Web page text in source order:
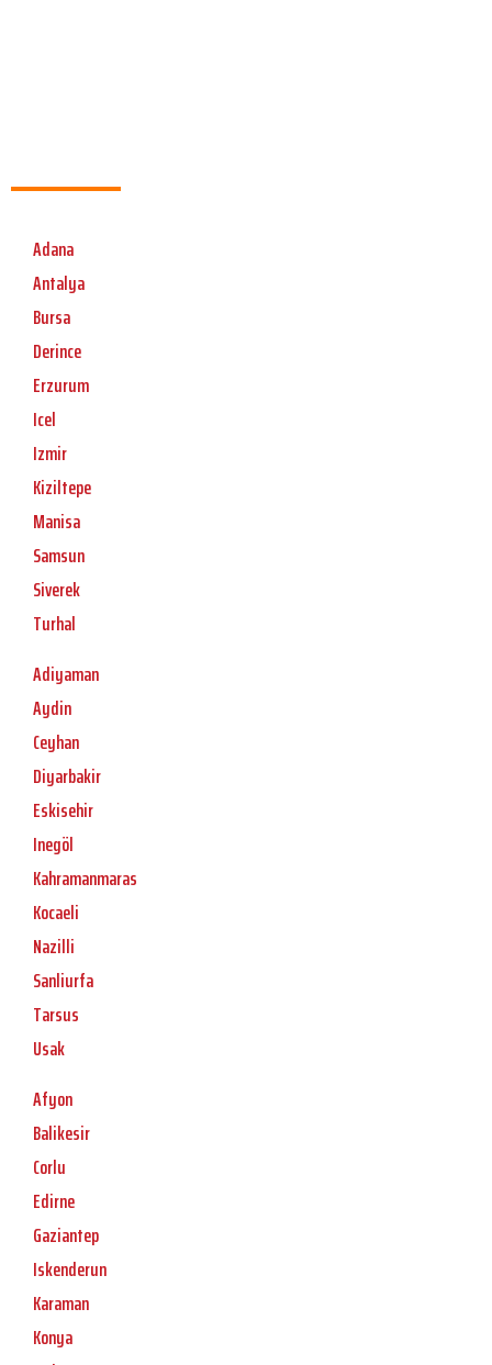
Adana
Antalya
Bursa
Derince
Erzurum
Icel
Izmir
Kiziltepe
Manisa
Samsun
Siverek
Turhal
Adiyaman
Aydin
Ceyhan
Diyarbakir
Eskisehir
Inegöl
Kahramanmaras
Kocaeli
Nazilli
Sanliurfa
Tarsus
Usak
Afyon
Balikesir
Corlu
Edirne
Gaziantep
Iskenderun
Karaman
Konya